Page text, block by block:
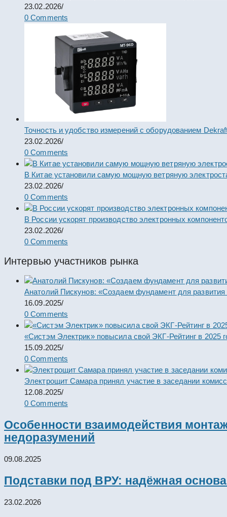
23.02.2026/
0 Comments
Точность и удобство измерений с оборудованием
23.02.2026/
0 Comments
В Китае установили самую мощную ветряную
23.02.2026/
0 Comments
В России ускорят производство электронных
23.02.2026/
0 Comments
Интервью участников рынка
Анатолий Пискунов: «Создаем фундамент для развития
16.09.2025/
0 Comments
«Систэм Электрик» повысила свой ЭКГ-Рейтинг в 2025
15.09.2025/
0 Comments
Электрощит Самара принял участие в заседании
12.08.2025/
0 Comments
Особенности взаимодействия
недоразумений
09.08.2025
Подставки под ВРУ: надёжная
23.02.2026